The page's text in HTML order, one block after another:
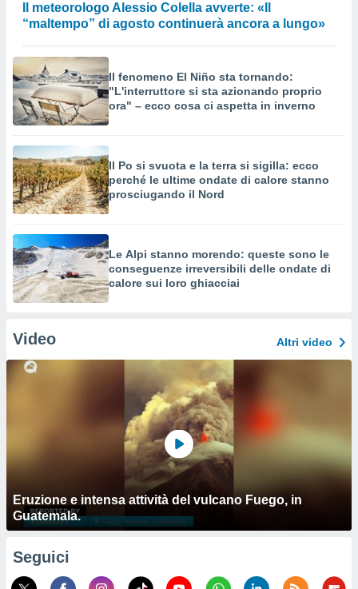
Il meteorologo Alessio Colella avverte: «Il
“maltempo” di agosto continuerà ancora a lungo»
Il fenomeno El Niño sta tornando:
"L'interruttore si sta azionando proprio
ora" – ecco cosa ci aspetta in inverno
Il Po si svuota e la terra si sigilla: ecco
perché le ultime ondate di calore stanno
prosciugando il Nord
Le Alpi stanno morendo: queste sono le
conseguenze irreversibili delle ondate di
calore sui loro ghiacciai
Video Altri video
Eruzione e intensa attività del vulcano Fuego, in
Guatemala.
Seguici